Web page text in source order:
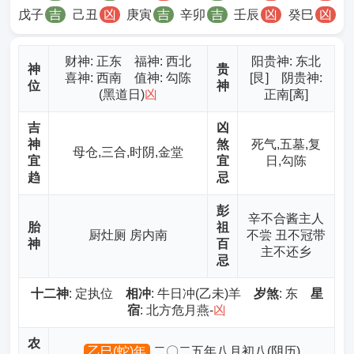
戊子 吉 己丑 凶 庚寅 吉 辛卯 吉 壬辰 凶 癸巳 凶
神
位
财神: 正东 福神: 西北
喜神: 西南 值神: 勾陈
(黑道日)凶
贵
神
阳贵神: 东北
[艮] 阴贵神:
正南[离]
吉
神
宜
趋
母仓,三合,时阴,金堂
凶
煞
宜
忌
死气,五墓,复
日,勾陈
胎
神
厨灶厕 房内南
彭
祖
百
忌
辛不合酱主人
不尝 丑不冠带
主不还乡
十二神: 定执位 相冲: 牛日冲(乙未)羊 岁煞: 东 星
宿: 北方危月燕-凶
农
乙巳(蛇)年 二〇二五年八月初八(阴历)